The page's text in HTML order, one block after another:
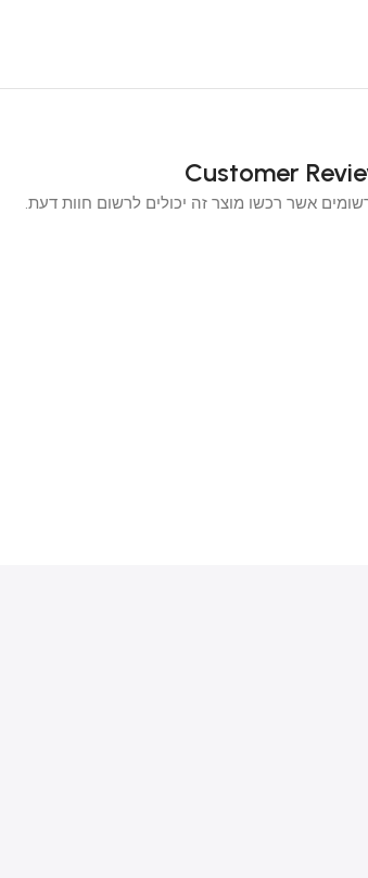
Customer
אשר רכשו מוצר זה יכולים לרשום חוות דעת.